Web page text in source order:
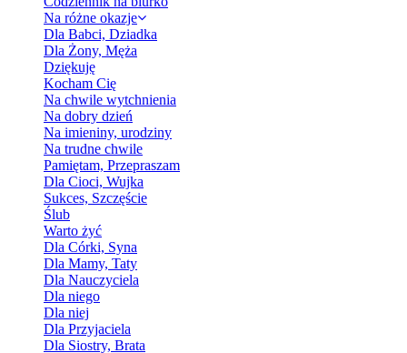
Na różne okazje
Dla Babci, Dziadka
Dla Żony, Męża
Dziękuję
Kocham Cię
Na chwile wytchnienia
Na dobry dzień
Na imieniny, urodziny
Na trudne chwile
Pamiętam, Przepraszam
Dla Cioci, Wujka
Sukces, Szczęście
Ślub
Warto żyć
Dla Córki, Syna
Dla Mamy, Taty
Dla Nauczyciela
Dla niego
Dla niej
Dla Przyjaciela
Dla Siostry, Brata